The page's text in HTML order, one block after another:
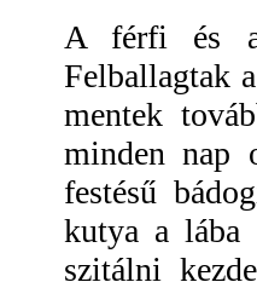
A férfi és
Felballagtak
mentek
minden nap
festésű
kutya a lába
szitálni